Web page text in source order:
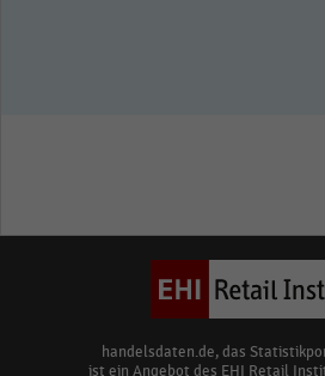
handelsdaten.de, das
ist ein Angebot des EHI Retail